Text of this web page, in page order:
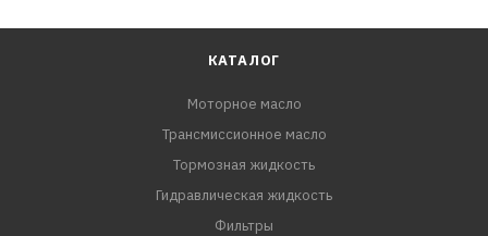
КАТАЛОГ
Моторное масло
Трансмиссионное масло
Тормозная жидкость
Гидравлическая жидкость
Фильтры